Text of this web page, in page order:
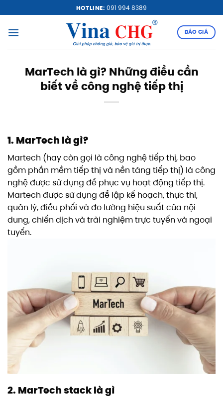
qua
nội
HOTLINE:091 994 8389
BÁO GIÁ
MarTech là gì? Những điều cần
biết về công nghệ tiếp thị
1. MarTech là gì?
Martech (hay còn gọi là công nghệ tiếp thị, bao
gồm phần mềm tiếp thị và nền tảng tiếp thị) là công
nghệ được sử dụng để phục vụ hoạt động tiếp thị.
Martech được sử dụng để lập kế hoạch, thực thi,
quản lý, điều phối và đo lường hiệu suất của nội
dung, chiến dịch và trải nghiệm trực tuyến và ngoại
tuyến.
2. MarTech stack là gì